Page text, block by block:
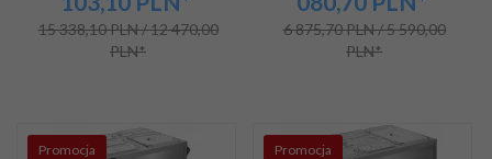
15 338,10 PLN / 12 470,00
PLN*
6 875,70 PLN / 5 590,00
PLN*
Promocja Promocja